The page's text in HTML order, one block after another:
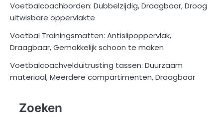
Voetbalcoachborden: Dubbelzijdig, Draagbaar, Droog
uitwisbare oppervlakte
Voetbal Trainingsmatten: Antislipoppervlak,
Draagbaar, Gemakkelijk schoon te maken
Voetbalcoachvelduitrusting tassen: Duurzaam
materiaal, Meerdere compartimenten, Draagbaar
Zoeken